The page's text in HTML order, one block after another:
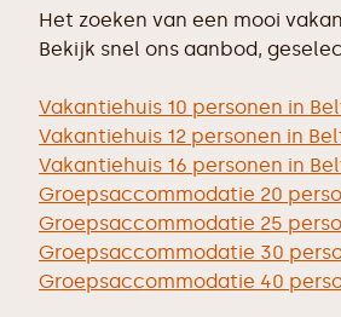
Het zoeken van een mooi
Bekijk snel ons aanbod,
Vakantiehuis 10 personen in
Vakantiehuis 12 personen in
Vakantiehuis 16 personen in
Groepsaccommodatie 20
Groepsaccommodatie 25
Groepsaccommodatie 30
Groepsaccommodatie 40